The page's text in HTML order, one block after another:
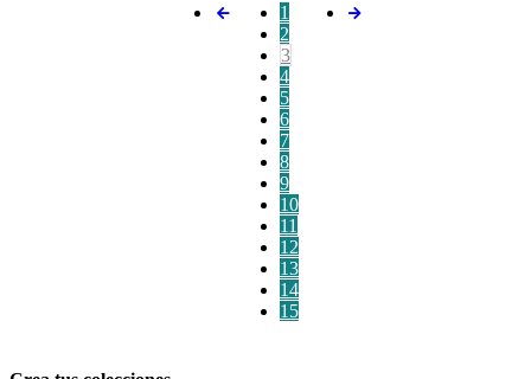
1
2
3
4
5
6
7
8
9
10
11
12
13
14
15